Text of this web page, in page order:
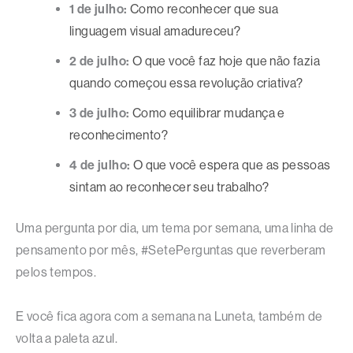
1 de julho: Como reconhecer que sua
linguagem visual amadureceu?
2 de julho: O que você faz hoje que não fazia
quando começou essa revolução criativa?
3 de julho: Como equilibrar mudança e
reconhecimento?
4 de julho: O que você espera que as pessoas
sintam ao reconhecer seu trabalho?
Uma pergunta por dia, um tema por semana, uma linha de
pensamento por mês, #SetePerguntas que reverberam
pelos tempos.
E você fica agora com a semana na Luneta, também de
volta a paleta azul.